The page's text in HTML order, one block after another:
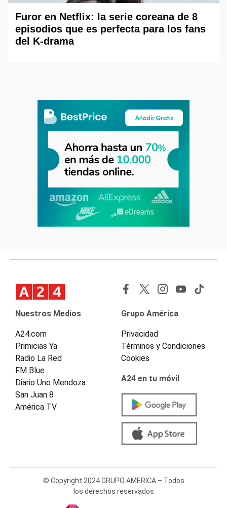
Furor en Netflix: la serie coreana de 8
episodios que es perfecta para los fans
del K-drama
Nuestros Medios
A24.com
Primicias Ya
Radio La Red
FM Blue
Diario Uno Mendoza
San Juan 8
América TV
Grupo América
Privacidad
Términos y Condiciones
Cookies
A24 en tu móvil
© Copyright 2024 GRUPO AMERICA – Todos
los derechos reservados